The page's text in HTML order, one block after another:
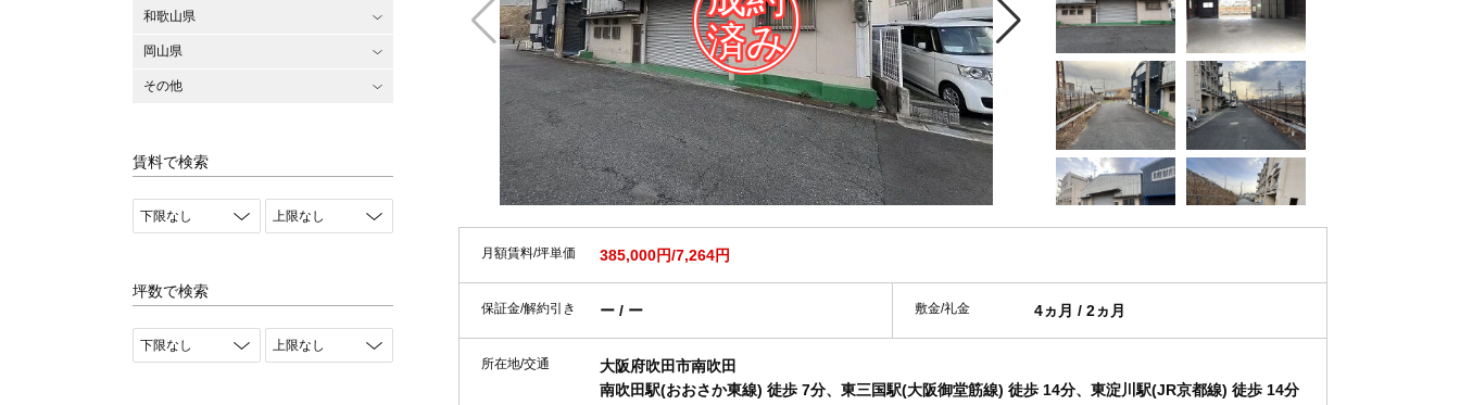
月額賃料/坪単価 385,000円/7,264円
保証金/解約引き ー / ー 敷金/礼金 4ヵ月 / 2ヵ月
所在地/交通
大阪府吹田市南吹田
南吹田駅(おおさか東線) 徒歩 7分、東三国駅(大阪御堂筋線) 徒歩 14分、東淀川駅(JR京都線) 徒歩 14分
和歌山県
岡山県
その他
賃料で検索
坪数で検索